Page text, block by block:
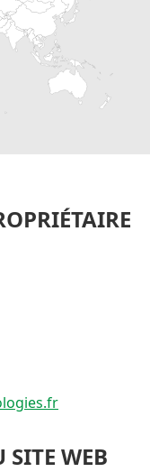
SITE WEB